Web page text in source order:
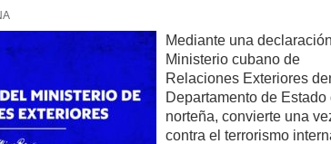
Mediante una
Ministerio cubano de
Relaciones Exteriores
Departamento de
norteña, convierte una
contra el terrorismo